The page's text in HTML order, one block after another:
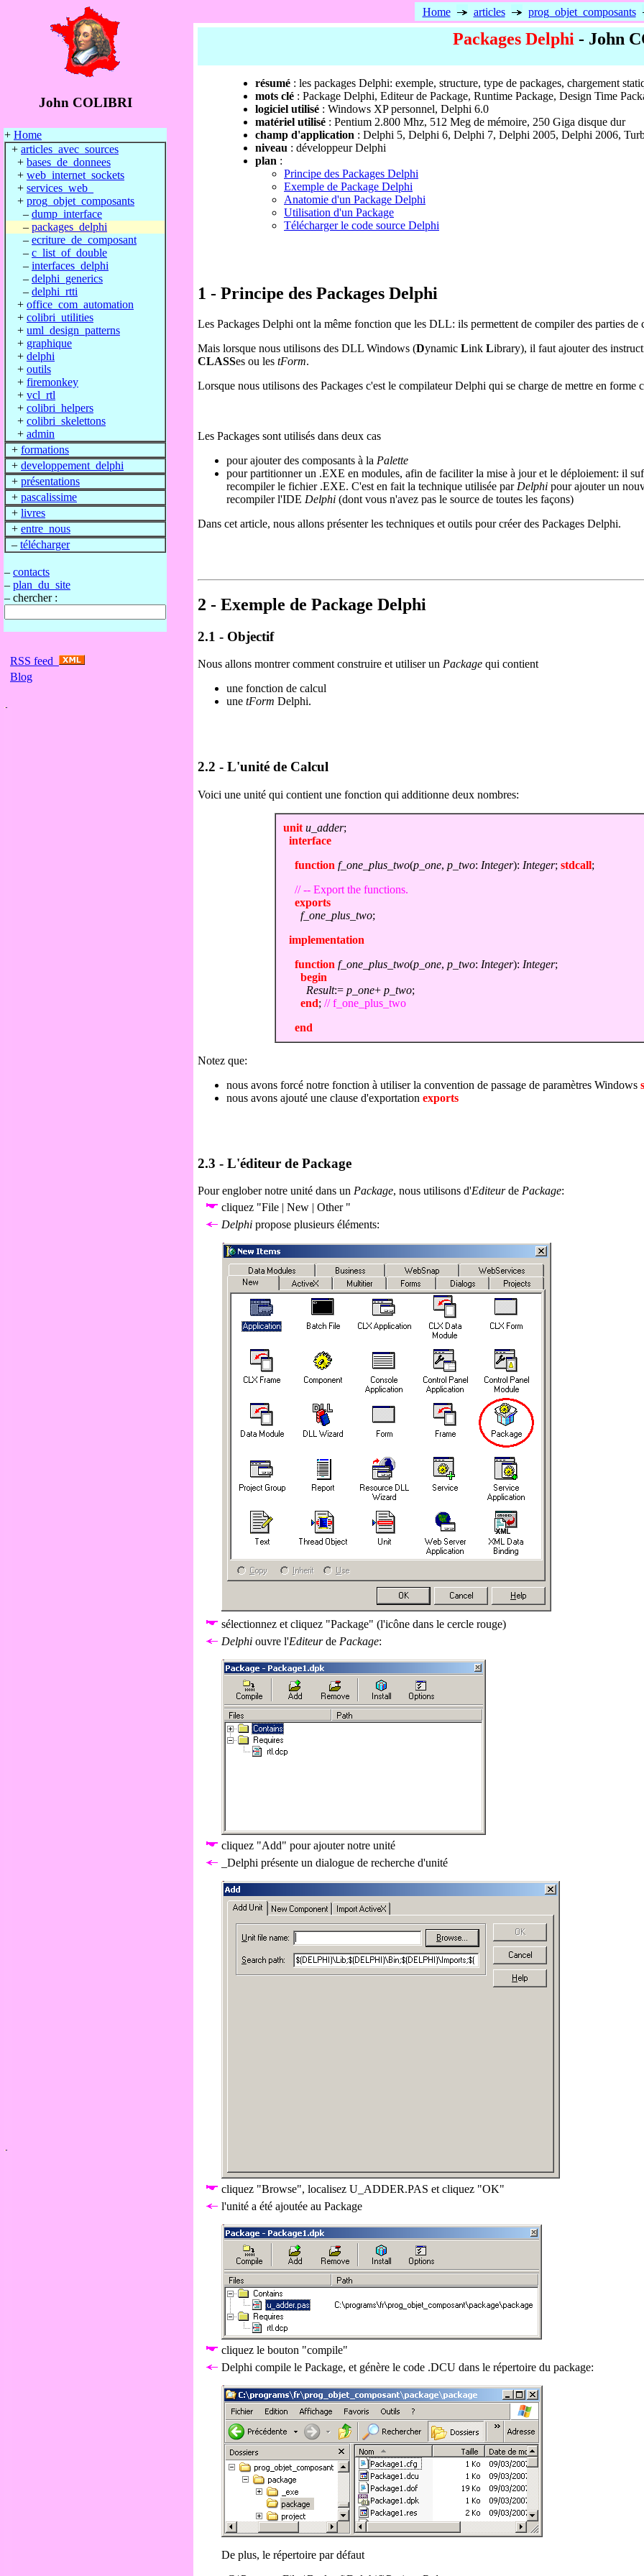
menu Home articles prog_objet_composants
Packages Delphi - John
résumé : les packages Delphi: exemple, structure, type de packages, chargement
mots clé : Package Delphi, Editeur de Package, Runtime Package, Design Time
logiciel utilisé : Windows XP personnel, Delphi 6.0
matériel utilisé : Pentium 2.800 Mhz, 512 Meg de mémoire, 250 Giga disque dur
champ d'application : Delphi 5, Delphi 6, Delphi 7, Delphi 2005, Delphi 2006,
niveau : développeur Delphi
plan :
Principe des Packages Delphi
Exemple de Package Delphi
Anatomie d'un Package Delphi
Utilisation d'un Package
Télécharger le code source Delphi
1 - Principe des Packages Delphi
Les Packages Delphi ont la même fonction que les DLL: ils permettent de compiler des parties de
Mais lorsque nous utilisons des DLL Windows (Dynamic Link Library), il faut ajouter des
CLASSes ou les tForm.
Lorsque nous utilisons des Packages c'est le compilateur Delphi qui se charge de mettre en forme
Les Packages sont utilisés dans deux cas
pour ajouter des composants à la Palette
pour partitionner un .EXE en modules, afin de faciliter la mise à jour et le déploiement: il
recompiler le fichier .EXE. C'est en fait la technique utilisée par Delphi pour ajouter un
recompiler l'IDE Delphi (dont vous n'avez pas le source de toutes les façons)
Dans cet article, nous allons présenter les techniques et outils pour créer des Packages Delphi.
2 - Exemple de Package Delphi
2.1 - Objectif
Nous allons montrer comment construire et utiliser un Package qui contient
une fonction de calcul
une tForm Delphi.
2.2 - L'unité de Calcul
Voici une unité qui contient une fonction qui additionne deux nombres:
unit u_adder;
interface
function f_one_plus_two(p_one, p_two: Integer): Integer; stdcall;
// -- Export the functions.
exports
f_one_plus_two;
implementation
function f_one_plus_two(p_one, p_two: Integer): Integer;
begin
Result:= p_one+ p_two;
end; // f_one_plus_two
end
Notez que:
nous avons forcé notre fonction à utiliser la convention de passage de paramètres Windows
nous avons ajouté une clause d'exportation exports
2.3 - L'éditeur de Package
Pour englober notre unité dans un Package, nous utilisons d'Editeurde Package:
cliquez "File | New | Other "
Delphi propose plusieurs éléments:
sélectionnez et cliquez "Package" (l'icône dans le cercle rouge)
Delphi ouvre l'Editeurde Package:
cliquez "Add" pour ajouter notre unité
_Delphi présente un dialogue de recherche d'unité
cliquez "Browse", localisez U_ADDER.PAS et cliquez "OK"
l'unité a été ajoutée au Package
cliquez le bouton "compile"
Delphi compile le Package, et génère le code .DCU dans le répertoire du package:
De plus, le répertoire par défaut
John COLIBRI
+ Home
+ articles_avec_sources
+ bases_de_donnees
+ web_internet_sockets
+ services_web_
+ prog_objet_composants
– dump_interface
– packages_delphi
– ecriture_de_composant
– c_list_of_double
– interfaces_delphi
– delphi_generics
– delphi_rtti
+ office_com_automation
+ colibri_utilities
+ uml_design_patterns
+ graphique
+ delphi
+ outils
+ firemonkey
+ vcl_rtl
+ colibri_helpers
+ colibri_skelettons
+ admin
+ formations
+ developpement_delphi
+ présentations
+ pascalissime
+ livres
+ entre_nous
– télécharger
– contacts
– plan_du_site
– chercher :
RSS feed
Blog